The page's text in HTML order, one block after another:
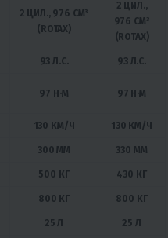
2 ЦИЛ., 976 СМ³
(ROTAX)
2 ЦИЛ.,
976 СМ³
(ROTAX)
93 Л.С. 93 Л.С.
97 Н·М 97 Н·М
130 КМ/Ч 130 КМ/Ч
300 ММ 330 ММ
500 КГ 430 КГ
800 КГ 800 КГ
25 Л 25 Л